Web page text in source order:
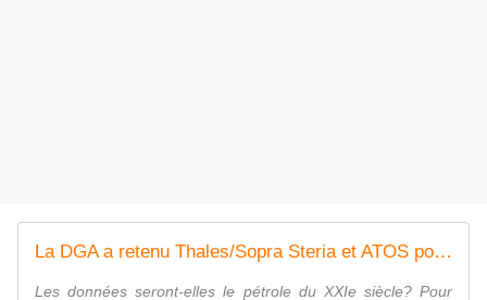
La DGA a retenu Thales/Sopra Steria et ATOS pour le traitement massif des données du ministère des Armées
Les données seront-elles le pétrole du XXIe siècle? Pour